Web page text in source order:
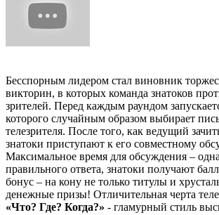
Бесспорным лидером стал виновник
викторин, в которых команда знатоков
зрителей. Перед каждым раундом
которого случайным образом выбирает
телезрителя. После того, как ведущий
знатоки приступают к его совместному
Максимальное время для обсуждения –
правильного ответа, знатоки получают
бонус – на кону не только титулы и
денежные призы! Отличительная черта
«Что? Где? Когда?» - гламурный стиль